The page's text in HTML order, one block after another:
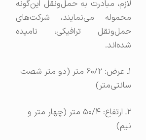
لازم، مبادرت به حمل‌ونقل این‌گونه
محموله می‌نمایند، شرکت‌های
حمل‌ونقل ترافیکی، نامیده
شده‌اند.
۱ـ عرض: ۶۰/۲ متر (دو متر شصت
سانتی‌متر)
۲ـ ارتفاع: ۵۰/۴ متر (چهار متر و